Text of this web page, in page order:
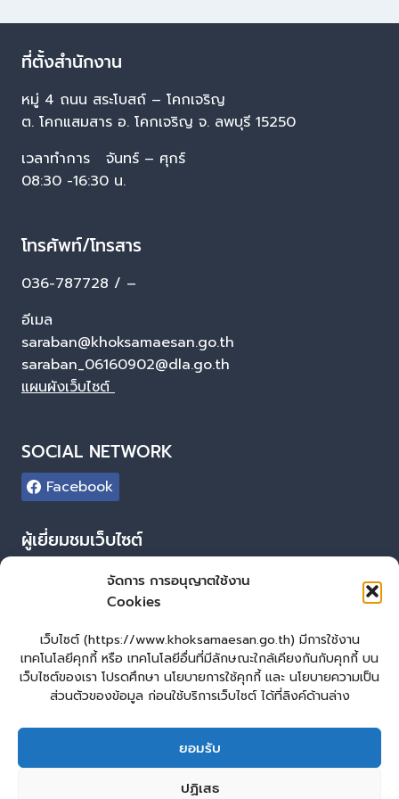
จัดการ การอนุญาตใช้งาน
Cookies
เว็บไซต์ (https://www.khoksamaesan.go.th) มีการใช้งาน
เทคโนโลยีคุกกี้ หรือ เทคโนโลยีอื่นที่มีลักษณะใกล้เคียงกันกับคุกกี้ บน
เว็บไซต์ของเรา โปรดศึกษา นโยบายการใช้คุกกี้ และ นโยบายความเป็น
ส่วนตัวของข้อมูล ก่อนใช้บริการเว็บไซต์ ได้ที่ลิงค์ด้านล่าง
ยอมรับ
ปฏิเสธ
ที่ตั้งสำนักงาน
หมู่ 4 ถนน สระโบสถ์ – โคกเจริญ
ต. โคกแสมสาร อ. โคกเจริญ จ. ลพบุรี 15250
เวลาทำการ จันทร์ – ศุกร์
08:30 -16:30 น.
โทรศัพท์/โทรสาร
036-787728 / –
อีเมล
saraban@khoksamaesan.go.th
saraban_06160902@dla.go.th
แผนผังเว็บไซต์
SOCIAL NETWORK
Facebook
ผู้เยี่ยมชมเว็บไซต์
37
เข้าสู่ระบบ
จัดทำเว็บไซต์
LopburiWebDesign.co
ยื่นแบบคำร้องทั่วไป